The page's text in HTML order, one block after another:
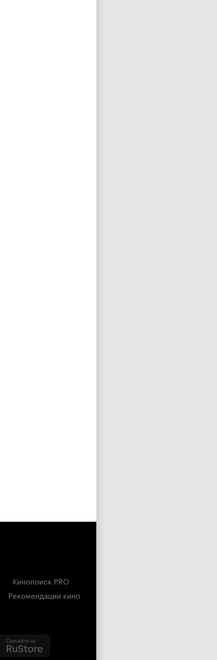
Кинопоиск PRO
Рекомендации кино